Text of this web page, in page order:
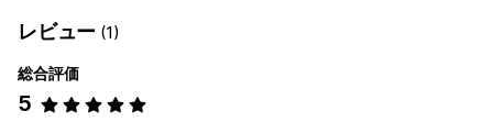
レビュー (1)
総合評価
5